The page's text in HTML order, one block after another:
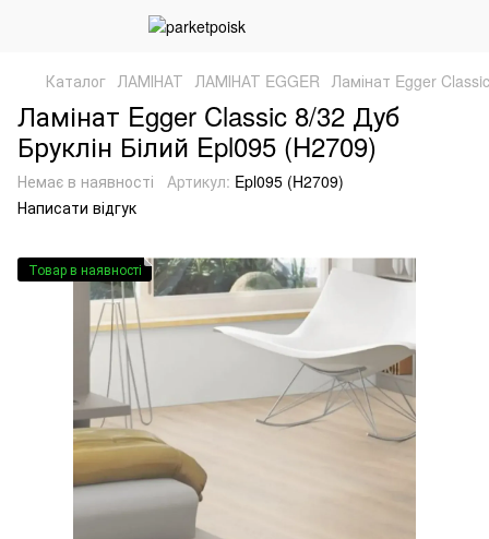
Каталог ЛАМІНАТ ЛАМІНАТ EGGER Ламінат Egger
Ламінат Egger Classic 8/32 Дуб
Бруклін Білий Epl095 (H2709)
Немає в наявності Артикул: Epl095 (H2709)
Написати відгук
Товар в наявності